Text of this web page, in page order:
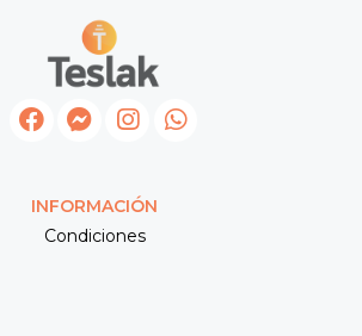
INFORMACIÓN
Condiciones